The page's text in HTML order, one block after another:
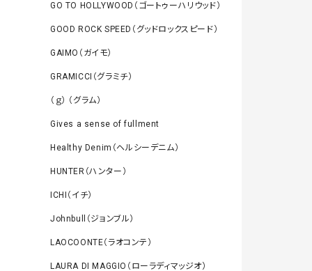
GO TO HOLLYWOOD（ゴートゥーハリウッド）
GOOD ROCK SPEED（グッドロックスピード）
GAIMO（ガイモ）
GRAMICCI（グラミチ）
（ｇ） （グラム）
Gives a sense of fullment
Healthy Denim（ヘルシーデニム）
HUNTER（ハンター）
ICHI（イチ）
Johnbull（ジョンブル）
LAOCOONTE（ラオコンテ）
LAURA DI MAGGIO（ローラディマッジオ）